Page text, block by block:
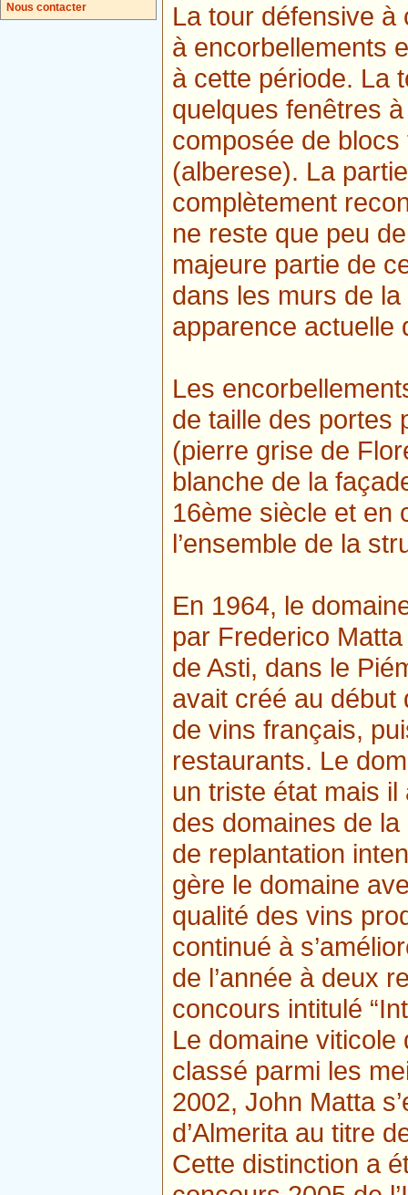
Nous contacter
La tour défensive
à encorbellements
à cette période. La
quelques fenêtres
composée de
(alberese). La
complètement
ne reste que peu
majeure partie de
dans les murs de
apparence actuelle
Les
de taille des portes
(pierre grise de
blanche de la
16ème siècle et en
l’ensemble de la
En 1964, le
par Frederico
de Asti, dans le
avait créé au début
de vins français,
restaurants. Le
un triste état mais il
des domaines de
de replantation
gère le domaine
qualité des vins
continué à
de l’année à deux
concours intitulé
Le domaine
classé parmi les
2002, John Matta
d’Almerita au titre
Cette distinction a